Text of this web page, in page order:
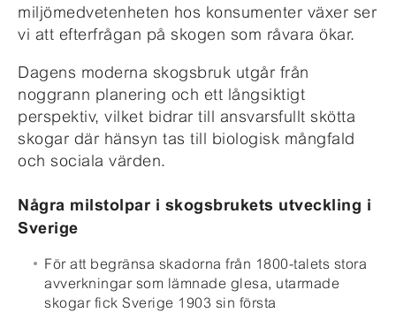
miljömedvetenheten hos konsumenter växer ser
vi att efterfrågan på skogen som råvara ökar.
Dagens moderna skogsbruk utgår från
noggrann planering och ett långsiktigt
perspektiv, vilket bidrar till ansvarsfullt skötta
skogar där hänsyn tas till biologisk mångfald
och sociala värden.
Några milstolpar i skogsbrukets utveckling i
Sverige
För att begränsa skadorna från 1800-talets stora
avverkningar som lämnade glesa, utarmade
skogar fick Sverige 1903 sin första